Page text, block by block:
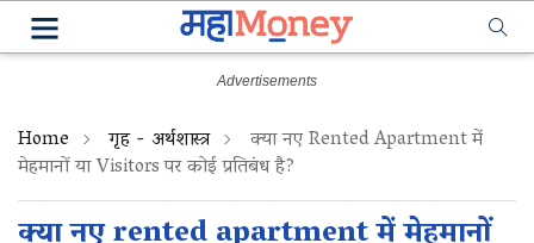
Home गृह - अर्थशास्त्र क्या नए Rented Apartment में
मेहमानों या Visitors पर कोई प्रतिबंध है?